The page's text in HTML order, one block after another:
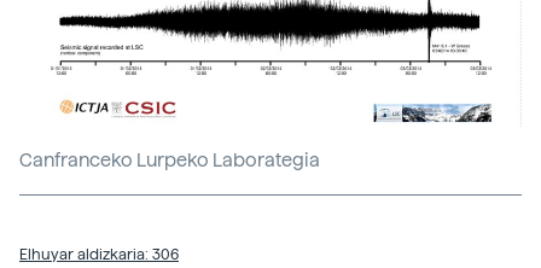
Canfranceko Lurpeko Laborategia
Elhuyar aldizkaria: 306